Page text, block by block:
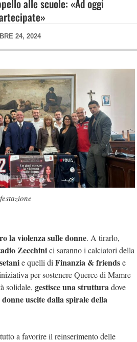
alle scuole: «Ad oggi
24, 2024
la violenza sulle donne. A tirarlo,
Zecchinici saranno i calciatori della
e quelli di Finanzia & friendse
per sostenere Querce di Mamre
solidale, gestisce una strutturadove
uscite dalla spirale della
a favorire il reinserimento delle